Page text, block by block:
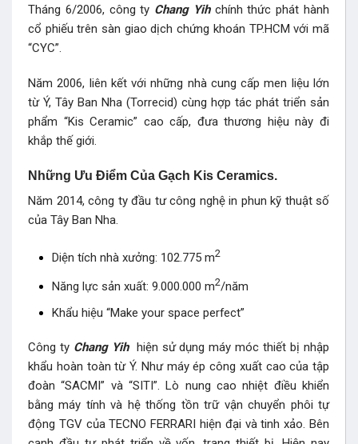
Tháng 6/2006, công ty Chang Yih chính thức phát hành
cổ phiếu trên sàn giao dịch chứng khoán TP.HCM với mã
“CYC”.
Năm 2006, liên kết với những nhà cung cấp men liệu lớn
từ Ý, Tây Ban Nha (Torrecid) cùng hợp tác phát triển sản
phẩm “Kis Ceramic” cao cấp, đưa thương hiệu này đi
khắp thế giới.
Những Ưu Điểm Của Gạch Kis Ceramics.
Năm 2014, công ty đầu tư công nghệ in phun kỹ thuật số
của Tây Ban Nha.
Diện tích nhà xưởng: 102.775 m2
Năng lực sản xuất: 9.000.000 m2/năm
Khẩu hiệu “Make your space perfect”
Công ty Chang Yihhiện sử dụng máy móc thiết bị nhập
khẩu hoàn toàn từ Ý. Như máy ép công xuất cao của tập
đoàn “SACMI” và “SITI”. Lò nung cao nhiệt điều khiển
bằng máy tính và hệ thống tồn trữ vận chuyển phôi tự
động TGV của TECNO FERRARI hiện đại và tinh xảo. Bên